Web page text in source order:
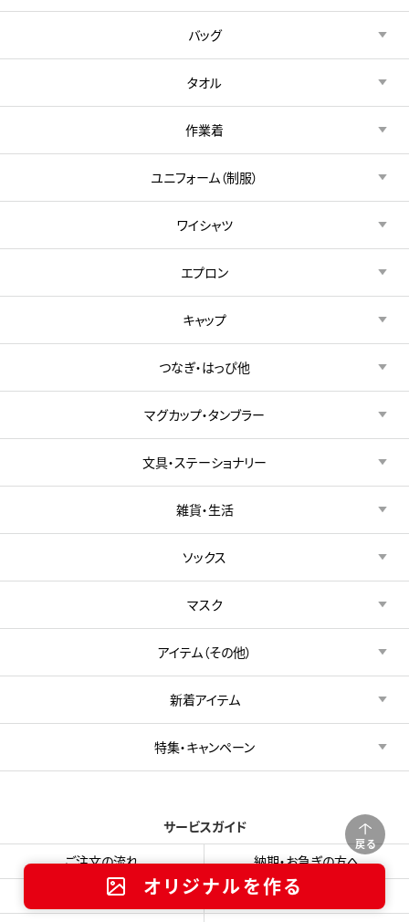
戻る
オリジナルを作る
バッグ
タオル
作業着
ユニフォーム（制服）
ワイシャツ
エプロン
キャップ
つなぎ・はっぴ他
マグカップ・タンブラー
文具・ステーショナリー
雑貨・生活
ソックス
マスク
アイテム（その他）
新着アイテム
特集・キャンペーン
サービスガイド
ご注文の流れ
納期・お急ぎの方へ
お見積り依頼方法
プリント料金について